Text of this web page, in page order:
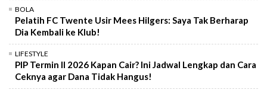
BOLA
Pelatih FC Twente Usir Mees Hilgers: Saya Tak Berharap
Dia Kembali ke Klub!
LIFESTYLE
PIP Termin II 2026 Kapan Cair? Ini Jadwal Lengkap dan Cara
Ceknya agar Dana Tidak Hangus!